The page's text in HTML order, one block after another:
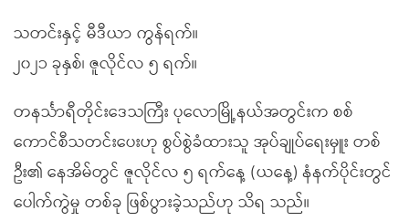
သတင်းနှင့် မီဒီယာ ကွန်ရက်။
၂၀၂၁ ခုနှစ်၊ ဇူလိုင်လ ၅ ရက်။
တနင်္သာရီတိုင်းဒေသကြီး ပုလောမြို့နယ်အတွင်းက စစ်
ကောင်စီသတင်းပေးဟု စွပ်စွဲခံထားသူ အုပ်ချုပ်ရေးမှူး တစ်
ဦး၏ နေအိမ်တွင် ဇူလိုင်လ ၅ ရက်နေ့ (ယနေ့) နံနက်ပိုင်းတွင်
ပေါက်ကွဲမှု တစ်ခု ဖြစ်ပွားခဲ့သည်ဟု သိရ သည်။